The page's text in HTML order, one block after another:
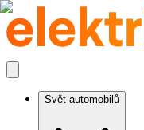
Svět automobilů